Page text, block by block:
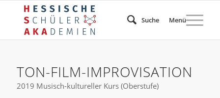
Suche Menü
TON-FILM-IMPROVISATION
2019 Musisch-kultureller Kurs (Oberstufe)